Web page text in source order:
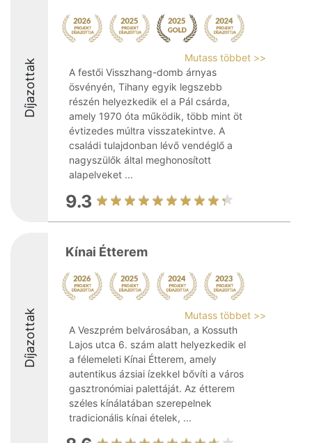
Díjazottak
Mutass többet >>
A festői Visszhang-domb árnyas
ösvényén, Tihany egyik legszebb
részén helyezkedik el a Pál csárda,
amely 1970 óta működik, több mint öt
évtizedes múltra visszatekintve. A
családi tulajdonban lévő vendéglő a
nagyszülők által meghonosított
alapelveket ...
9.3
Díjazottak
Kínai Étterem
Mutass többet >>
A Veszprém belvárosában, a Kossuth
Lajos utca 6. szám alatt helyezkedik el
a félemeleti Kínai Étterem, amely
autentikus ázsiai ízekkel bővíti a város
gasztronómiai palettáját. Az étterem
széles kínálatában szerepelnek
tradicionális kínai ételek, ...